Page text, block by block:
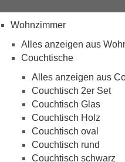
Wohnzimmer
Alles anzeigen aus
Couchtische
Alles anzeigen aus
Couchtisch 2er Set
Couchtisch Glas
Couchtisch Holz
Couchtisch oval
Couchtisch rund
Couchtisch schwarz